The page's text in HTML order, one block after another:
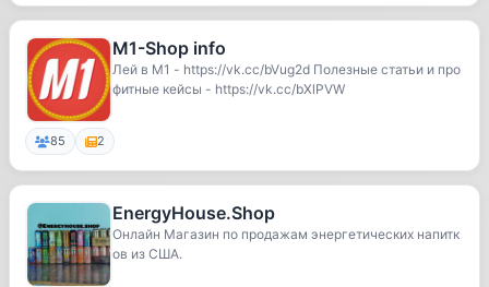
M1-Shop info
Лей в M1 - https://vk.cc/bVug2d Полезные статьи и про
фитные кейсы - https://vk.cc/bXlPVW
85 2
EnergyHouse.Shop
Онлайн Магазин по продажам энергетических напитк
ов из США.